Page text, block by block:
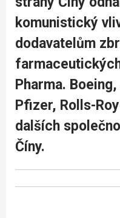
komunistický
dodavatelům
Pharma.
Pfizer, Rolls-
dalších
Číny.